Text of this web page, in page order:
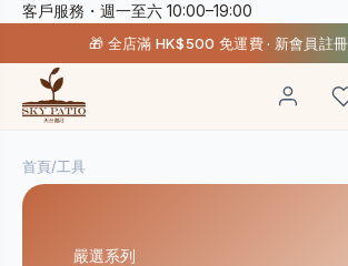
客戶服務・週一至六 10:00–19:00
🎁 全店滿 HK$500 免運費 · 新會員註
首頁/工具
嚴選系列